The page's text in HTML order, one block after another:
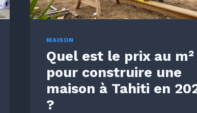
MAISON
Quel est le prix au m²
pour construire une
maison à Tahiti en
?